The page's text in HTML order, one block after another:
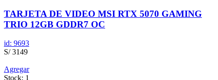
TARJETA DE VIDEO MSI RTX 5070 GAMING
TRIO 12GB GDDR7 OC
id: 9693
S/ 3149
Agregar
Stock: 1